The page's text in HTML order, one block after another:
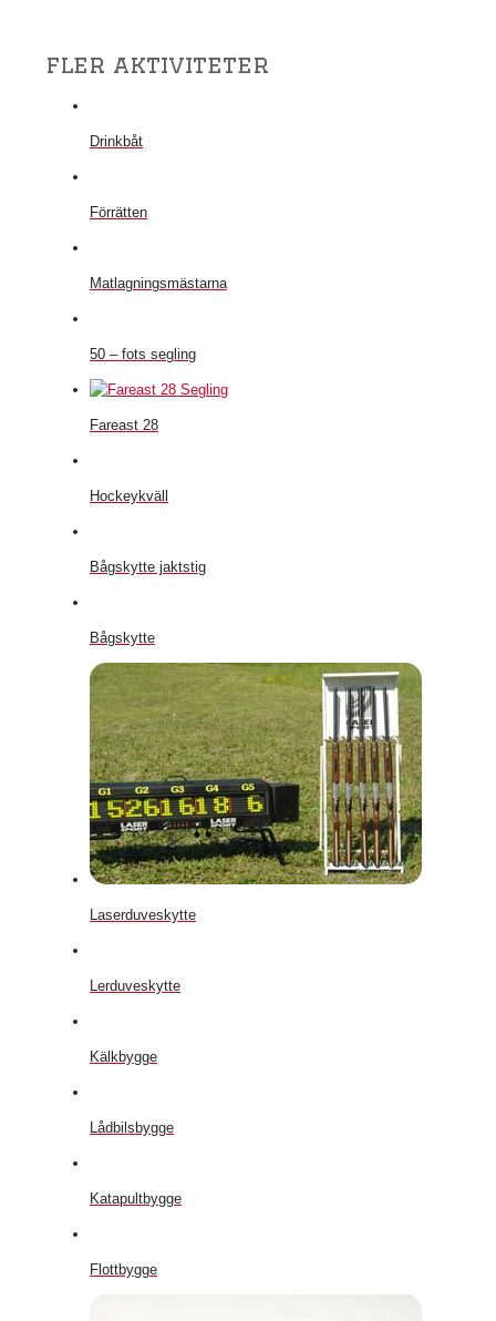
fler aktiviteter
Drinkbåt
Förrätten
Matlagningsmästarna
50 – fots segling
Fareast 28
Hockeykväll
Bågskytte jaktstig
Bågskytte
Laserduveskytte
Lerduveskytte
Kälkbygge
Lådbilsbygge
Katapultbygge
Flottbygge